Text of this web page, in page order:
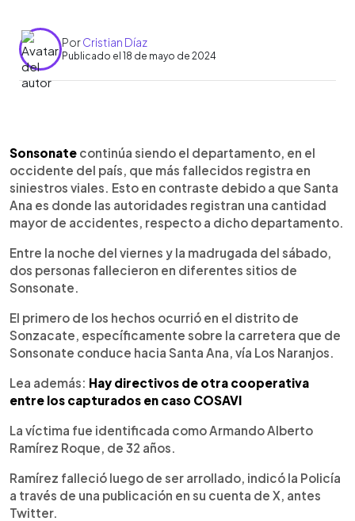
PorCristian Díaz
Publicado el 18 de mayo de 2024
Escuchar artículo
Sonsonate continúa siendo el departamento, en el
occidente del país, que más fallecidos registra en
siniestros viales. Esto en contraste debido a que Santa
Ana es donde las autoridades registran una cantidad
mayor de accidentes, respecto a dicho departamento.
Entre la noche del viernes y la madrugada del sábado,
dos personas fallecieron en diferentes sitios de
Sonsonate.
El primero de los hechos ocurrió en el distrito de
Sonzacate, específicamente sobre la carretera que de
Sonsonate conduce hacia Santa Ana, vía Los Naranjos.
Lea además: Hay directivos de otra cooperativa
entre los capturados en caso COSAVI
La víctima fue identificada como Armando Alberto
Ramírez Roque, de 32 años.
Ramírez falleció luego de ser arrollado, indicó la Policía
a través de una publicación en su cuenta de X, antes
Twitter.